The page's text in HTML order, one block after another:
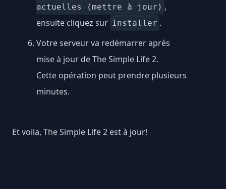
actuelles (mettre à jour) ,
ensuite cliquez sur Installer .
Votre serveur va redémarrer après
mise à jour de The Simple Life 2.
Cette opération peut prendre plusieurs
minutes.
Et voila, The Simple Life 2 est à jour!